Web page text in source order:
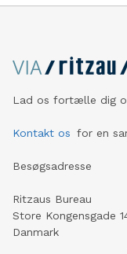
Lad os fortælle dig
Kontakt os for en
Besøgsadresse
Ritzaus Bureau
Store Kongensgade
Danmark